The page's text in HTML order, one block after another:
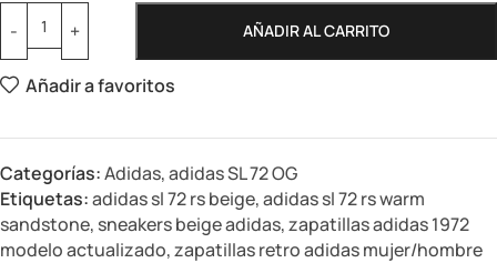
AÑADIR AL CARRITO
Añadir a favoritos
Categorías:Adidas,adidas SL 72 OG
Etiquetas:adidas sl 72 rs beige,adidas sl 72 rs warm
sandstone, sneakers beige adidas,zapatillas adidas 1972
modelo actualizado,zapatillas retro adidas mujer/hombre